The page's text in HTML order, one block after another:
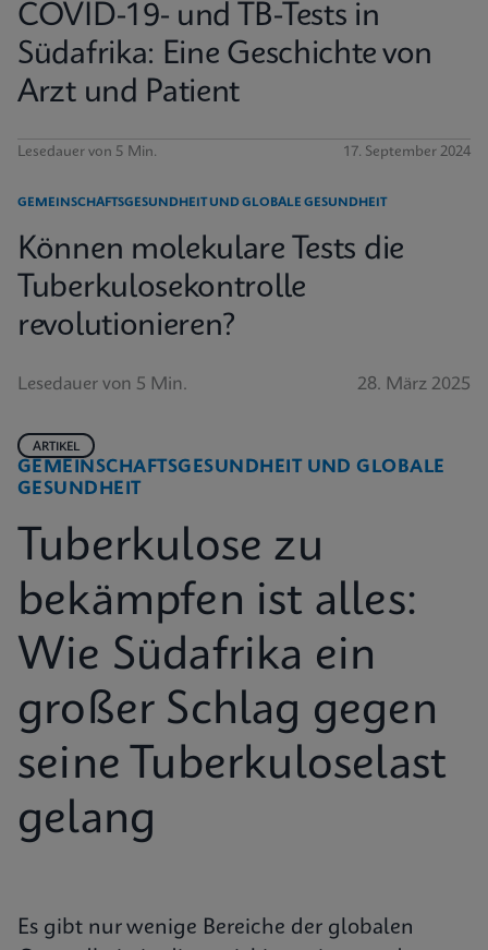
COVID-19- und TB-Tests in
Südafrika: Eine Geschichte von
Arzt und Patient
Lesedauer von 5 Min. 17. September 2024
GEMEINSCHAFTSGESUNDHEIT UND GLOBALE GESUNDHEIT
Können molekulare Tests die
Tuberkulosekontrolle
revolutionieren?
Lesedauer von 5 Min. 28. März 2025
GEMEINSCHAFTSGESUNDHEIT UND GLOBALE
GESUNDHEIT
ARTIKEL
Tuberkulose zu
bekämpfen ist alles:
Wie Südafrika ein
großer Schlag gegen
seine Tuberkuloselast
gelang
Es gibt nur wenige Bereiche der globalen